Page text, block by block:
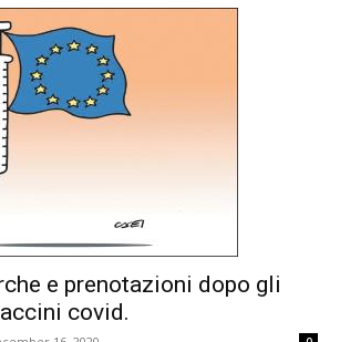
e prenotazioni dopo gli
covid.